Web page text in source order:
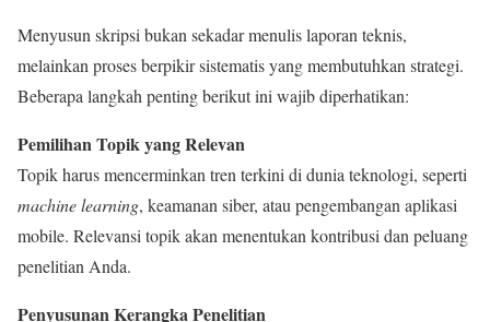
Menyusun skripsi bukan sekadar menulis laporan teknis,
melainkan proses berpikir sistematis yang membutuhkan strategi.
Beberapa langkah penting berikut ini wajib diperhatikan:
Pemilihan Topik yang Relevan
Topik harus mencerminkan tren terkini di dunia teknologi, seperti
machine learning, keamanan siber, atau pengembangan aplikasi
mobile. Relevansi topik akan menentukan kontribusi dan peluang
penelitian Anda.
Penyusunan Kerangka Penelitian